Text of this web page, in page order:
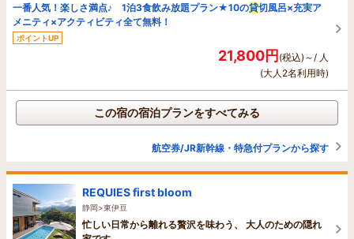
一番人気！楽しさ満点♪ 1泊3食飲み放題プラン★10の貸切風呂×充実ア
メニティ×アクティビティ全て無料！
ポイントUP
21,800円(税込)～/ 人
(大人2名利用時)
この宿の宿泊プランをすべてみる
航空券/JR新幹線・特急付プランから探す
REQUIES first bloom
静岡>東伊豆
忙しい日常から離れる贅沢を味わう、 大人のための隠れ